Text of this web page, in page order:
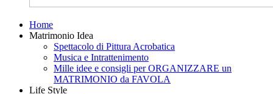
Marisa
Divertirsi
Home
Matrimonio Idea
Spettacolo di Pittura Acrobatica
Musica e Intrattenimento
Mille idee e consigli per ORGANIZZARE un
MATRIMONIO da FAVOLA
Life Style